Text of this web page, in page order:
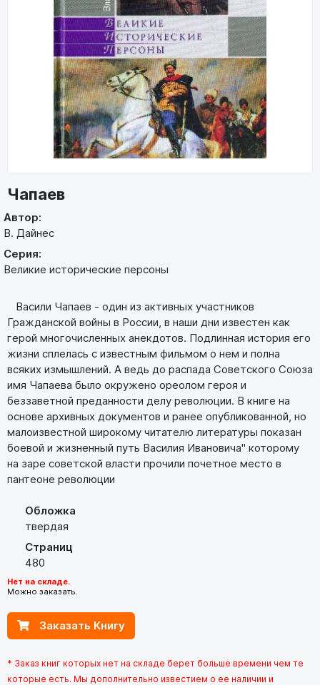
Чапаев
Автор:
В. Дайнес
Серия:
Великие исторические персоны
Васили Чапаев - один из активных участников
Гражданской войны в России, в наши дни известен как
герой многочисленных анекдотов. Подлинная история его
жизни сплелась с известным фильмом о нем и полна
всяких измышлений. А ведь до распада Советского Союза
имя Чапаева было окружено ореолом героя и
беззаветной преданности делу революции. В книге на
основе архивных документов и ранее опубликованной, но
малоизвестной широкому читателю литературы показан
боевой и жизненный путь Василия Ивановича" которому
на заре советской власти прочили почетное место в
пантеоне революции
Обложка
твердая
Страниц
480
Нет на складе.
Можно заказать.
Заказать Книгу
* Заказ книг которых нет на складе берет больше времени чем те
которые есть. Мы дополнительно известием о ее наличии и